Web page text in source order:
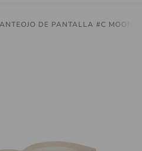
ANTEOJO DE PANTALLA #C